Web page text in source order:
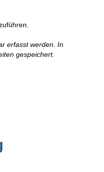
erfasst werden. In
gespeichert.